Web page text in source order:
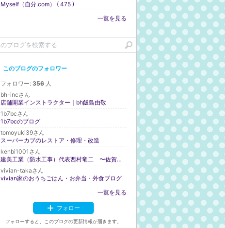
Myself（自分.com） ( 475 )
一覧を見る
このブログのフォロワー
フォロワー: 356 人
bh-incさん
店舗開業インストラクター｜bh飯島由敬
1b7bcさん
1b7bcのブログ
tomoyuki39さん
スーパーカブのレストア・修理・改造
kenbi1001さん
建美工業（防水工事）代表西村竜二 〜佐賀・福岡〜
vivian-takaさん
vivian家のおうちごはん・お弁当・外食ブログ
一覧を見る
フォロー
フォローすると、このブログの更新情報が届きます。